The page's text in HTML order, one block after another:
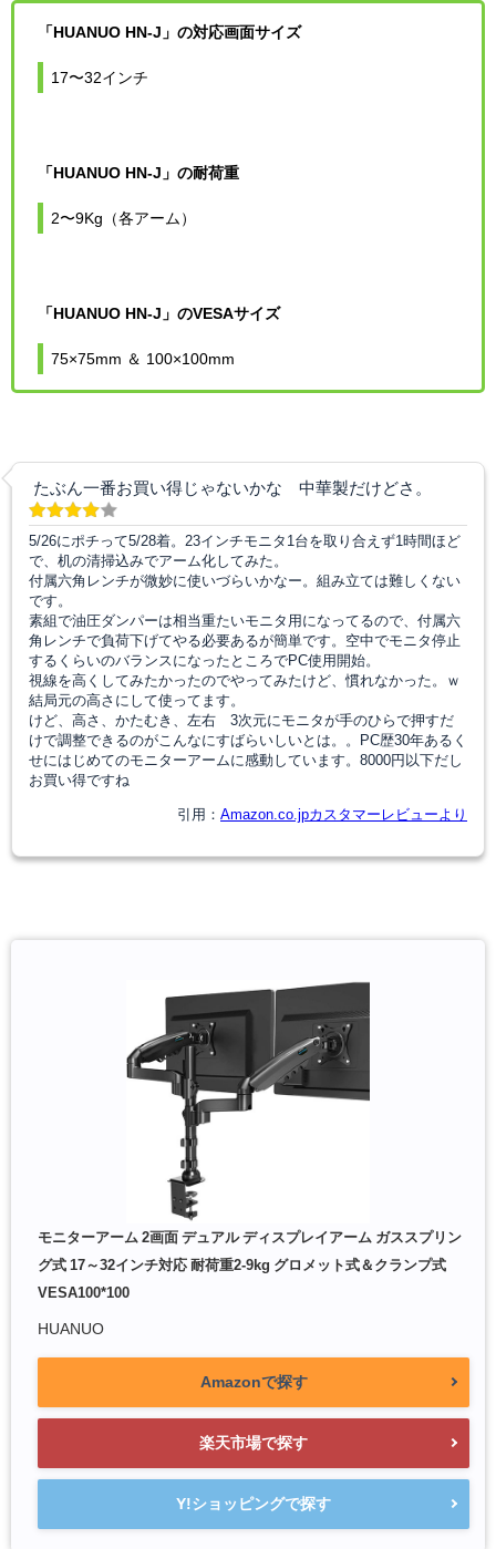
「HUANUO HN-J」の対応画面サイズ
17〜32インチ
「HUANUO HN-J」の耐荷重
2〜9Kg（各アーム）
「HUANUO HN-J」のVESAサイズ
75×75mm ＆ 100×100mm
たぶん一番お買い得じゃないかな 中華製だけどさ。
5/26にポチって5/28着。23インチモニタ1台を取り合えず1時間ほど
で、机の清掃込みでアーム化してみた。
付属六角レンチが微妙に使いづらいかなー。組み立ては難しくない
です。
素組で油圧ダンパーは相当重たいモニタ用になってるので、付属六
角レンチで負荷下げてやる必要あるが簡単です。空中でモニタ停止
するくらいのバランスになったところでPC使用開始。
視線を高くしてみたかったのでやってみたけど、慣れなかった。ｗ
結局元の高さにして使ってます。
けど、高さ、かたむき、左右 3次元にモニタが手のひらで押すだ
けで調整できるのがこんなにすばらいしいとは。。PC歴30年あるく
せにはじめてのモニターアームに感動しています。8000円以下だし
お買い得ですね
引用： Amazon.co.jpカスタマーレビューより
モニターアーム 2画面 デュアル ディスプレイアーム ガススプリン
グ式 17～32インチ対応 耐荷重2-9kg グロメット式＆クランプ式
VESA100*100
HUANUO
Amazonで探す
楽天市場で探す
Y!ショッピングで探す